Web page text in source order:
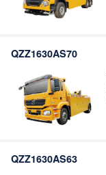
QZZ1630AS70
QZZ1630AS63